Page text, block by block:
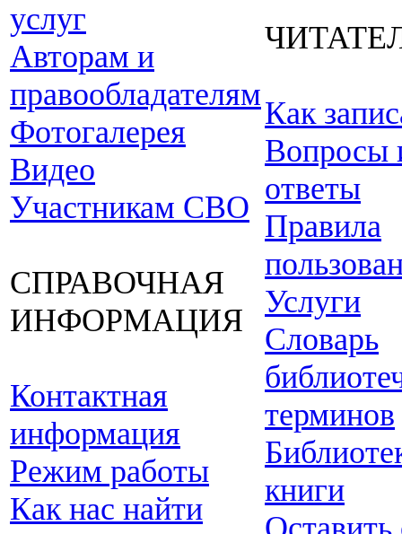
услуг
Авторам и
правообладателям
Фотогалерея
Видео
Участникам СВО
СПРАВОЧНАЯ
ИНФОРМАЦИЯ
Контактная
информация
Режим работы
Как нас найти
Как
Вопросы
ответы
Правила
Услуги
Словарь
терминов
книги